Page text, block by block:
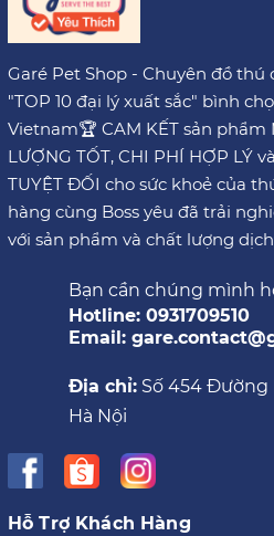
Garé Pet Shop - Chuyên đồ
"TOP 10 đại lý xuất sắc" bình
Vietnam🏆 CAM KẾT sản phẩm
LƯỢNG TỐT, CHI PHÍ HỢP LÝ
TUYỆT ĐỐI cho sức khoẻ của
hàng cùng Boss yêu đã trải
với sản phẩm và chất lượng
Bạn cần chúng mình
Hotline: 0931709510
Email:
Địa chỉ: Số 454 Đường
Hà Nội
Hỗ Trợ Khách Hàng